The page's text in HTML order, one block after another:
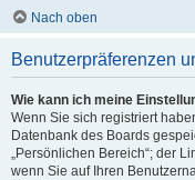
Nach oben
Benutzerpräferenzen
Wie kann ich meine
Wenn Sie sich registriert
Datenbank des Boards
„Persönlichen Bereich“; der
wenn Sie auf Ihren